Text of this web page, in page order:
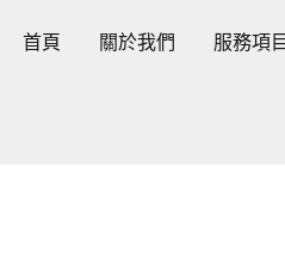
首頁 關於我們 服務項目